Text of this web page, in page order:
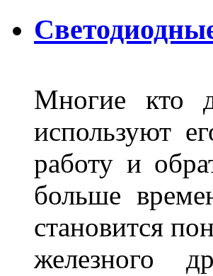
Многие кто
используют
работу и
больше
становится
железного